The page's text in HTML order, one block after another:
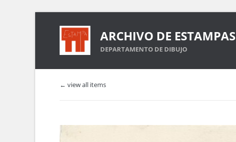
ARCHIVO DE ESTAMPAS
DEPARTAMENTO DE DIBUJO
← view all items